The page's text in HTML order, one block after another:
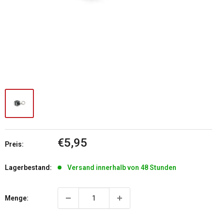
Preis: Sonderpreis
€5,95
Lagerbestand: Versand innerhalb von 48 Stunden
Menge: